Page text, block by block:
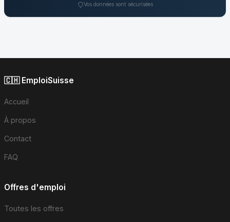
Vos données sont sécurisées
🇨🇭 EmploiSuisse
Accueil
À propos
Contact
FAQ
Offres d'emploi
Toutes les offres